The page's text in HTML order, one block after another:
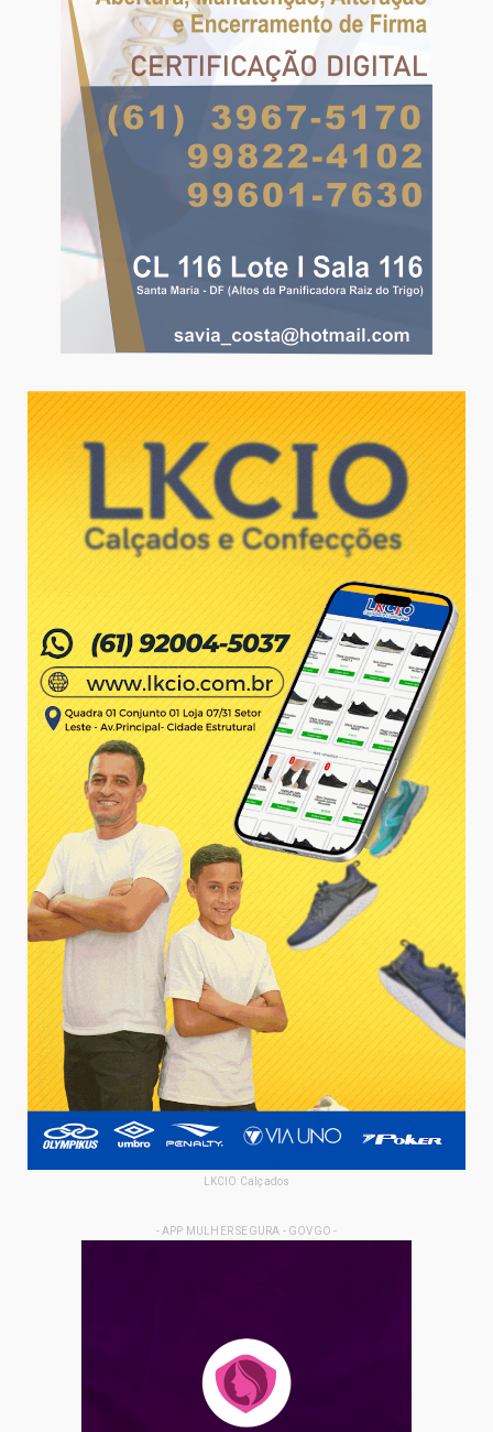
LKCIO Calçados
- APP MULHER SEGURA - GOVGO -